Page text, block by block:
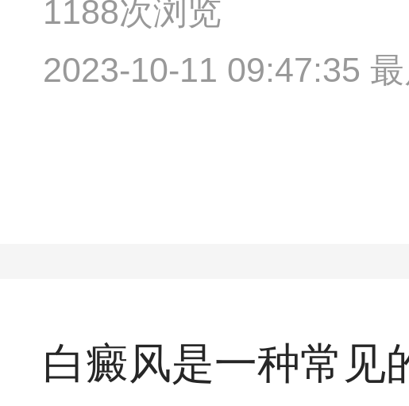
1188次浏览
2023-10-11 09:47:35
白癜风是一种常见